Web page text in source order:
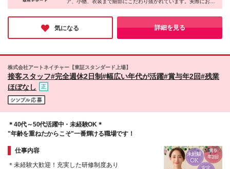
します ※試用期間6～8カ月あり（期間中の給
【姫路店】兵庫県姫路市田寺3-2-13 【西宮店】兵庫
県西宮市段上町6-20-25 【サザンモール六甲店】兵庫
県神戸市灘区新在家南町1-2-1 サザンモール六甲B612
内（2F） 【須磨パティオ店】兵庫県神戸市須磨区中
高畑136-1 ※(変更の範囲)上記を除く当社関連勤務地
ア、小物、衣装まで細部にこだわり抜かれています。実際にお客
様からは「世界観に惹かれた」「衣装が素敵」といった声も多
数。訪れた瞬間から心躍る体験を提供する姿勢が、多くの人に選
ばれる理由なのだと感じました。「人を喜ばせることが好き」と
いう想いを仕事にしたい方にこそ、おすすめしたい一社です！
気になる 詳細を見る
株式会社アートネイチャー【東証スタンダード上場】
接客スタッフ#完全週休2日制#幅広い年代が活躍#賞与年2回#残業
ほぼなし
＊40代～50代活躍中・未経験OK＊
"年齢を重ねたからこそ"一番輝ける職場です！
仕事内容
＊未経験大歓迎！充実した研修制度あり